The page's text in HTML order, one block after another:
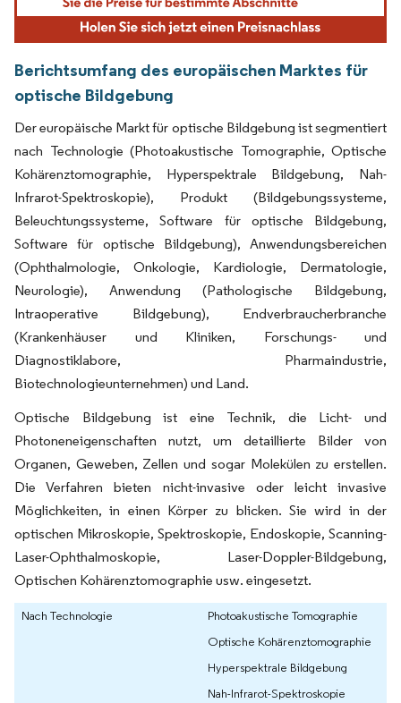
Berichtsumfang des europäischen Marktes für
optische Bildgebung
Der europäische Markt für optische Bildgebung ist segmentiert
nach Technologie (Photoakustische Tomographie, Optische
Kohärenztomographie, Hyperspektrale Bildgebung, Nah-
Infrarot-Spektroskopie), Produkt (Bildgebungssysteme,
Beleuchtungssysteme, Software für optische Bildgebung,
Software für optische Bildgebung), Anwendungsbereichen
(Ophthalmologie, Onkologie, Kardiologie, Dermatologie,
Neurologie), Anwendung (Pathologische Bildgebung,
Intraoperative Bildgebung), Endverbraucherbranche
(Krankenhäuser und Kliniken, Forschungs- und
Diagnostiklabore, Pharmaindustrie,
Biotechnologieunternehmen) und Land.
Optische Bildgebung ist eine Technik, die Licht- und
Photoneneigenschaften nutzt, um detaillierte Bilder von
Organen, Geweben, Zellen und sogar Molekülen zu erstellen.
Die Verfahren bieten nicht-invasive oder leicht invasive
Möglichkeiten, in einen Körper zu blicken. Sie wird in der
optischen Mikroskopie, Spektroskopie, Endoskopie, Scanning-
Laser-Ophthalmoskopie, Laser-Doppler-Bildgebung,
Optischen Kohärenztomographie usw. eingesetzt.
Nach Technologie
Photoakustische Tomographie
Optische Kohärenztomographie
Hyperspektrale Bildgebung
Nah-Infrarot-Spektroskopie